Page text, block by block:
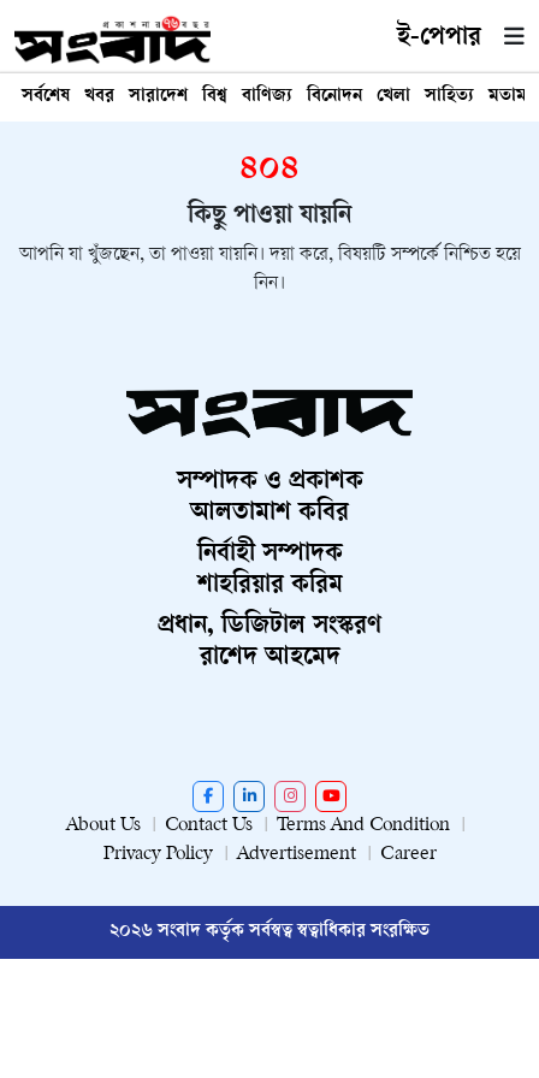
ই-পেপার
সর্বশেষ খবর সারাদেশ বিশ্ব বাণিজ্য বিনোদন খেলা সাহিত্য মতামত
৪০৪
কিছু পাওয়া যায়নি
আপনি যা খুঁজছেন, তা পাওয়া যায়নি। দয়া করে, বিষয়টি সম্পর্কে নিশ্চিত হয়ে
নিন।
সম্পাদক ও প্রকাশক
আলতামাশ কবির
নির্বাহী সম্পাদক
শাহরিয়ার করিম
প্রধান, ডিজিটাল সংস্করণ
রাশেদ আহমেদ
About Us Contact Us
Terms And Condition
Privacy Policy
Advertisement Career
২০২৬ সংবাদ কর্তৃক সর্বস্বত্ব স্বত্বাধিকার সংরক্ষিত